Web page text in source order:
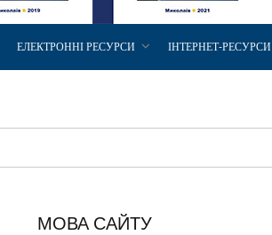
ЕЛЕКТРОННІ РЕСУРСИ ІНТЕРНЕТ-РЕСУРСИ
МОВА САЙТУ